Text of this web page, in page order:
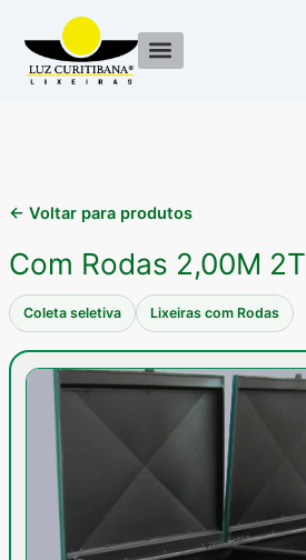
para
← Voltar para produtos
Com Rodas 2,00M 2T
Coleta seletiva Lixeiras com Rodas